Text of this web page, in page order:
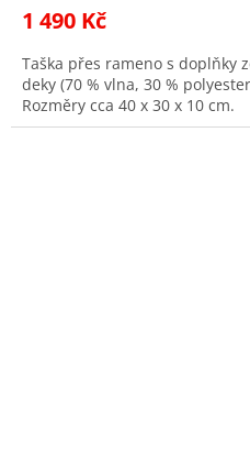
1 490 Kč
Taška přes rameno s doplňky
deky (70 % vlna, 30 %
Rozměry cca 40 x 30 x 10 cm.